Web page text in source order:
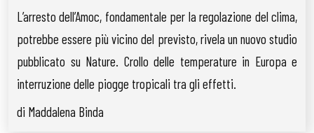
L’arresto dell’Amoc, fondamentale per la regolazione del clima,
potrebbe essere più vicino del previsto, rivela un nuovo studio
pubblicato su Nature. Crollo delle temperature in Europa e
interruzione delle piogge tropicali tra gli effetti.
di Maddalena Binda